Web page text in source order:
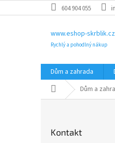
na
604 904 055
www.eshop-skrblik.cz
Rychlý a pohodlný nákup
Dům a zahrada
Domů Dům a
Kontakt